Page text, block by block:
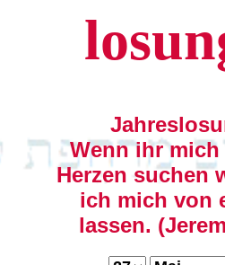
Wenn ihr mich
Herzen suchen
ich mich von
lassen.